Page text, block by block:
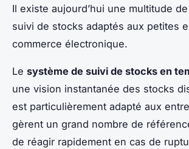
Il existe aujourd’hui une multitude
suivi de stocks adaptés aux petites
commerce électronique.
Le système de suivi de stocks en
une vision instantanée des stocks
est particulièrement adapté aux
gèrent un grand nombre de
de réagir rapidement en cas de